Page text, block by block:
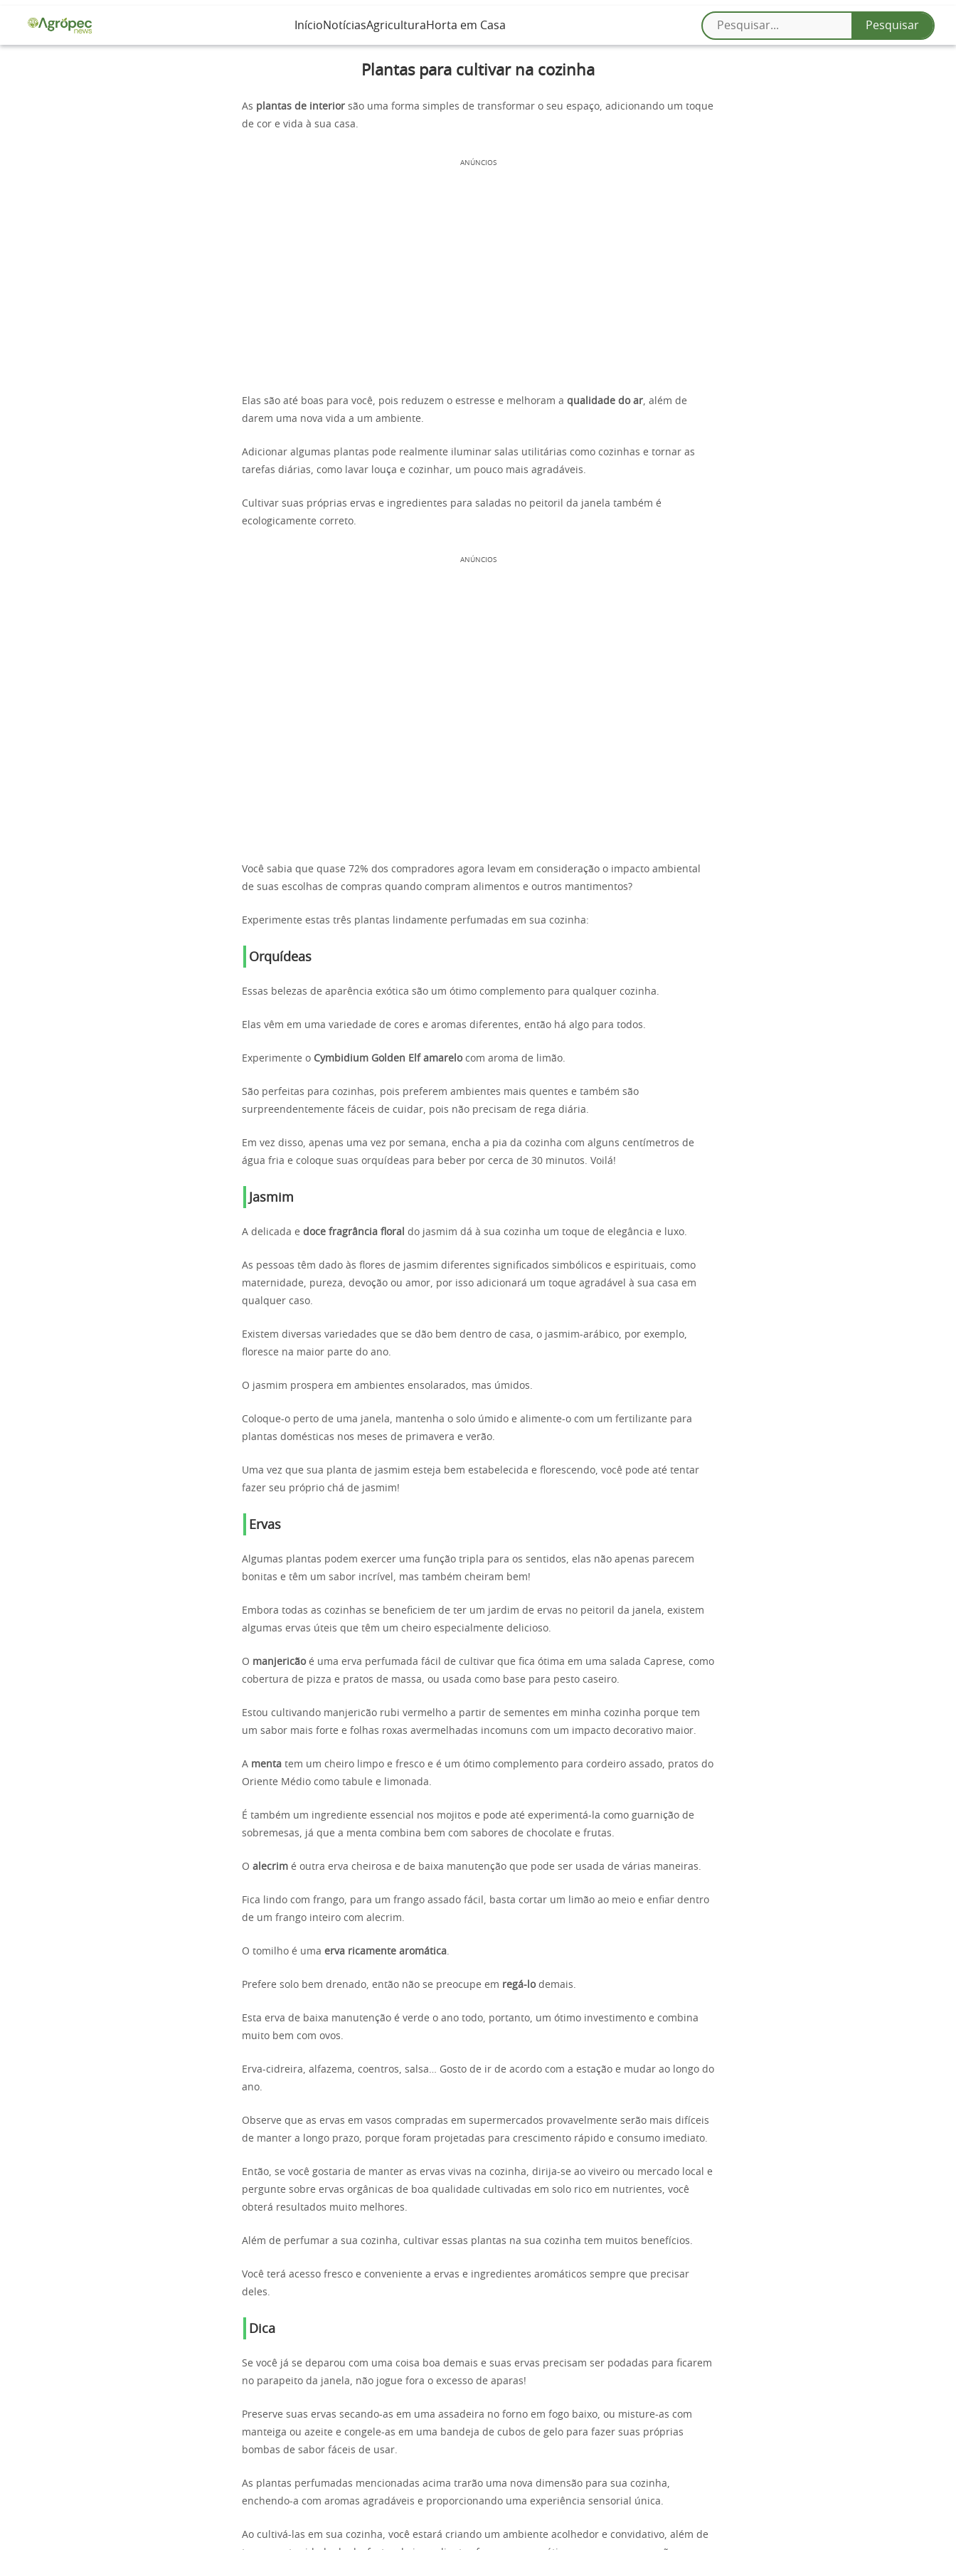
InícioNotíciasAgricultura Horta em Casa
Plantas para cultivar na cozinha
As plantas de interior são uma forma simples de transformar o seu espaço, adicionando um toque
de cor e vida à sua casa.
ANÚNCIOS
Elas são até boas para você, pois reduzem o estresse e melhoram a qualidade do ar, além de
darem uma nova vida a um ambiente.
Adicionar algumas plantas pode realmente iluminar salas utilitárias como cozinhas e tornar as
tarefas diárias, como lavar louça e cozinhar, um pouco mais agradáveis.
Cultivar suas próprias ervas e ingredientes para saladas no peitoril da janela também é
ecologicamente correto.
ANÚNCIOS
Você sabia que quase 72% dos compradores agora levam em consideração o impacto ambiental
de suas escolhas de compras quando compram alimentos e outros mantimentos?
Experimente estas três plantas lindamente perfumadas em sua cozinha:
Orquídeas
Essas belezas de aparência exótica são um ótimo complemento para qualquer cozinha.
Elas vêm em uma variedade de cores e aromas diferentes, então há algo para todos.
Experimente o Cymbidium Golden Elf amarelocom aroma de limão.
São perfeitas para cozinhas, pois preferem ambientes mais quentes e também são
surpreendentemente fáceis de cuidar, pois não precisam de rega diária.
Em vez disso, apenas uma vez por semana, encha a pia da cozinha com alguns centímetros de
água fria e coloque suas orquídeas para beber por cerca de 30 minutos. Voilá!
Jasmim
A delicada e doce fragrância floral do jasmim dá à sua cozinha um toque de elegância e luxo.
As pessoas têm dado às flores de jasmim diferentes significados simbólicos e espirituais, como
maternidade, pureza, devoção ou amor, por isso adicionará um toque agradável à sua casa em
qualquer caso.
Existem diversas variedades que se dão bem dentro de casa, o jasmim-arábico, por exemplo,
floresce na maior parte do ano.
O jasmim prospera em ambientes ensolarados, mas úmidos.
Coloque-o perto de uma janela, mantenha o solo úmido e alimente-o com um fertilizante para
plantas domésticas nos meses de primavera e verão.
Uma vez que sua planta de jasmim esteja bem estabelecida e florescendo, você pode até tentar
fazer seu próprio chá de jasmim!
Ervas
Algumas plantas podem exercer uma função tripla para os sentidos, elas não apenas parecem
bonitas e têm um sabor incrível, mas também cheiram bem!
Embora todas as cozinhas se beneficiem de ter um jardim de ervas no peitoril da janela, existem
algumas ervas úteis que têm um cheiro especialmente delicioso.
O manjericãoé uma erva perfumada fácil de cultivar que fica ótima em uma salada Caprese, como
cobertura de pizza e pratos de massa, ou usada como base para pesto caseiro.
Estou cultivando manjericão rubi vermelho a partir de sementes em minha cozinha porque tem
um sabor mais forte e folhas roxas avermelhadas incomuns com um impacto decorativo maior.
A menta tem um cheiro limpo e fresco e é um ótimo complemento para cordeiro assado, pratos do
Oriente Médio como tabule e limonada.
É também um ingrediente essencial nos mojitos e pode até experimentá-la como guarnição de
sobremesas, já que a menta combina bem com sabores de chocolate e frutas.
O alecrim é outra erva cheirosa e de baixa manutenção que pode ser usada de várias maneiras.
Fica lindo com frango, para um frango assado fácil, basta cortar um limão ao meio e enfiar dentro
de um frango inteiro com alecrim.
O tomilho é uma erva ricamente aromática.
Prefere solo bem drenado, então não se preocupe em regá-lodemais.
Esta erva de baixa manutenção é verde o ano todo, portanto, um ótimo investimento e combina
muito bem com ovos.
Erva-cidreira, alfazema, coentros, salsa… Gosto de ir de acordo com a estação e mudar ao longo do
ano.
Observe que as ervas em vasos compradas em supermercados provavelmente serão mais difíceis
de manter a longo prazo, porque foram projetadas para crescimento rápido e consumo imediato.
Então, se você gostaria de manter as ervas vivas na cozinha, dirija-se ao viveiro ou mercado local e
pergunte sobre ervas orgânicas de boa qualidade cultivadas em solo rico em nutrientes, você
obterá resultados muito melhores.
Além de perfumar a sua cozinha, cultivar essas plantas na sua cozinha tem muitos benefícios.
Você terá acesso fresco e conveniente a ervas e ingredientes aromáticos sempre que precisar
deles.
Dica
Se você já se deparou com uma coisa boa demais e suas ervas precisam ser podadas para ficarem
no parapeito da janela, não jogue fora o excesso de aparas!
Preserve suas ervas secando-as em uma assadeira no forno em fogo baixo, ou misture-as com
manteiga ou azeite e congele-as em uma bandeja de cubos de gelo para fazer suas próprias
bombas de sabor fáceis de usar.
As plantas perfumadas mencionadas acima trarão uma nova dimensão para sua cozinha,
enchendo-a com aromas agradáveis e proporcionando uma experiência sensorial única.
Ao cultivá-las em sua cozinha, você estará criando um ambiente acolhedor e convidativo, além de